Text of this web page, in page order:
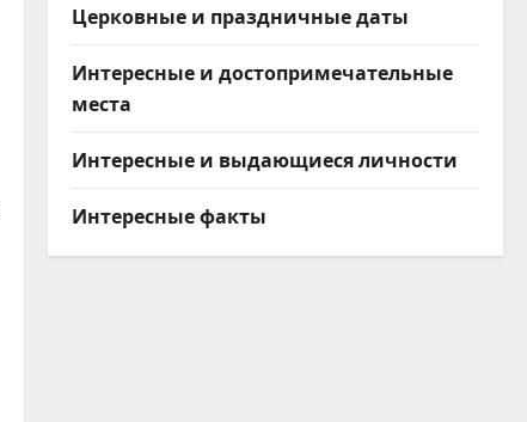
Церковные и праздничные даты
Интересные и достопримечательные
места
Интересные и выдающиеся личности
Интересные факты